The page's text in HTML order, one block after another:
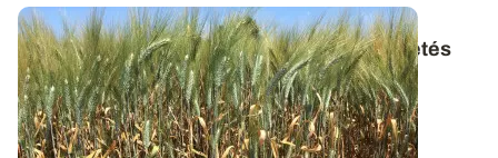
Blé dur : comment se comportent les variétés
face aux maladies en région Sud-Ouest ?
Retrouvez le bilan parasitaire de la campagne blé
dur 2023/2024 ainsi qu’une analyse...